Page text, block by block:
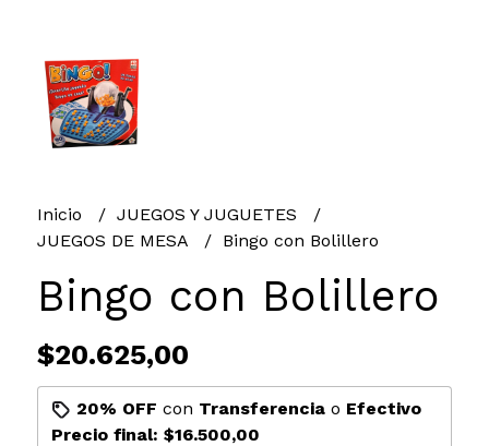
Inicio
JUEGOS Y JUGUETES
JUEGOS DE MESA
Bingo con Bolillero
Bingo con Bolillero
$20.625,00
20% OFF con Transferenciao Efectivo
Precio final: $16.500,00